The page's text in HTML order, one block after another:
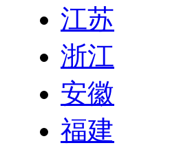
江苏
浙江
安徽
福建